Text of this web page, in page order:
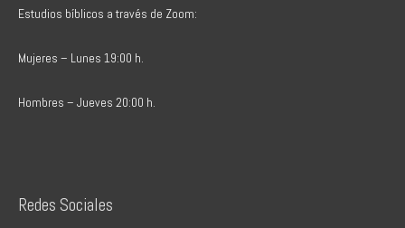
Estudios bíblicos a través de Zoom:
Mujeres – Lunes 19:00 h.
Hombres – Jueves 20:00 h.
Redes Sociales